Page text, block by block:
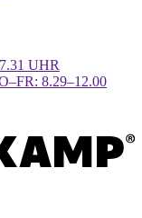
UHR
8.29–12.00